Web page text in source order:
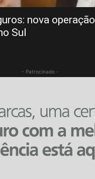
nova operação
Sul
- Patrocinado -